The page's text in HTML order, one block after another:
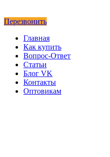
Перезвонить
Главная
Как купить
Вопрос-Ответ
Статьи
Блог VK
Контакты
Оптовикам